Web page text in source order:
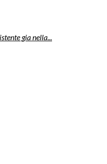
gia nella...